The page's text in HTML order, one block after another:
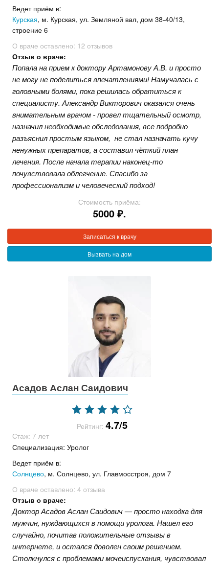
Ведет приём в:
Курская, м. Курская, ул. Земляной вал, дом 38-40/13,
строение 6
О враче оставлено: 12 отзывов
Отзыв о враче:
Попала на прием к доктору Артамонову А.В. и просто
не могу не поделиться впечатлениями! Намучалась с
головными болями, пока решилась обратиться к
специалисту. Александр Викторович оказался очень
внимательным врачом - провел тщательный осмотр,
назначил необходимые обследования, все подробно
разъяснил простым языком, не стал назначать кучу
ненужных препаратов, а составил чёткий план
лечения. После начала терапии наконец-то
почувствовала облегчение. Спасибо за
профессионализм и человеческий подход!
Стоимость приёма:
5000 ₽.
Записаться к врачу
Вызвать на дом
Асадов Аслан Саидович
Рейтинг: 4.7/5
Стаж: 7 лет
Специализация: Уролог
Ведет приём в:
Солнцево, м. Солнцево, ул. Главмосстроя, дом 7
О враче оставлено: 4 отзыва
Отзыв о враче:
Доктор Асадов Аслан Саидович — просто находка для
мужчин, нуждающихся в помощи уролога. Нашел его
случайно, почитав положительные отзывы в
интернете, и остался доволен своим решением.
Столкнулся с проблемами мочеиспускания, чувствовал